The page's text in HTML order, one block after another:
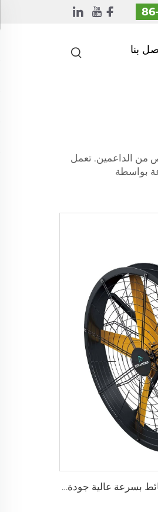
بنا
من الداعمين. تعمل
بواسطة
مرواح صناعية مثبتة على الحائط بسرعة عالية جودة عالية مع محرك 220 فولت لمصانع المستشفيات والمطاعم والمزارع والفنادق